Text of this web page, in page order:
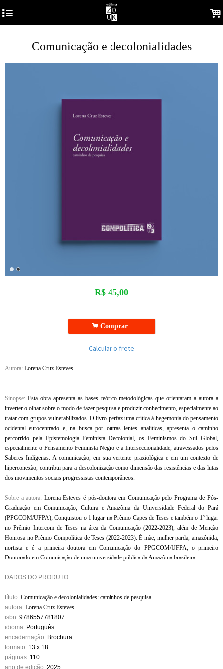
4 .
Comunicação e decolonialidades
R$ 45,00
.Comprar
Calcular o frete
Autora: Lorena Cruz Esteves
Sinopse:Esta obra apresenta as bases teórico-metodológicas que orientaram a autora a
inverter o olhar sobre o modo de fazer pesquisa e produzir conhecimento, especialmente ao
tratar com grupos vulnerabilizados. O livro perfaz uma crítica à hegemonia do pensamento
ocidental eurocentrado e, na busca por outras lentes analíticas, apresenta o caminho
percorrido pela Epistemologia Feminista Decolonial, os Feminismos do Sul Global,
especialmente o Pensamento Feminista Negro e a Interseccionalidade, atravessados pelos
Saberes Indígenas. A comunicação, em sua vertente praxiológica e em um contexto de
hiperconexão, contribui para a descolonização como dimensão das resistências e das lutas
dos movimentos sociais progressistas contemporâneos.
Sobre a autora: Lorena Esteves é pós-doutora em Comunicação pelo Programa de Pós-
Graduação em Comunicação, Cultura e Amazônia da Universidade Federal do Pará
(PPGCOM/UFPA); Conquistou o 1 lugar no Prêmio Capes de Teses e também o 1º lugar
no Prêmio Intercom de Teses na área da Comunicação (2022-2023), além de Menção
Honrosa no Prêmio Compolítica de Teses (2022-2023). É mãe, mulher parda, amazônida,
nortista e é a primeira doutora em Comunicação do PPGCOM/UFPA, o primeiro
Doutorado em Comunicação de uma universidade pública da Amazônia brasileira.
DADOS DO PRODUTO
título: Comunicação e decolonialidades: caminhos de pesquisa
autora: Lorena Cruz Esteves
isbn: 9786557781807
idioma: Português
encadernação: Brochura
formato: 13 x 18
páginas: 110
ano de edição: 2025